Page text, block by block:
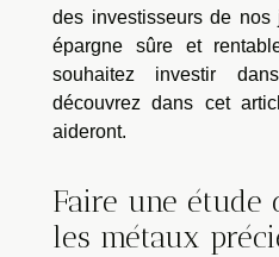
des investisseurs de nos
épargne sûre et
souhaitez investir
découvrez dans cet
aideront.
Faire une étude
les métaux